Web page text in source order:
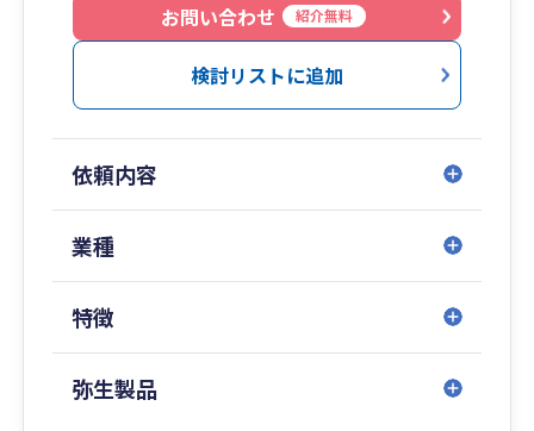
お問い合わせ
紹介無料
検討リストに追加
依頼内容
業種
特徴
弥生製品